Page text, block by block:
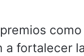
fortalecer